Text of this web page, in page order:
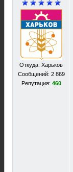
Откуда: Харьков
Сообщений: 2 869
Репутация: 460